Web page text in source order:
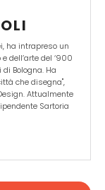
ha intrapreso un
dell’arte del ‘900
Bologna. Ha
che disegna",
Attualmente
Sartoria